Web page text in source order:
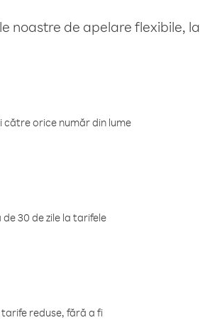
noastre de apelare flexibile, la
orice număr din lume
30 de zile la tarifele
reduse, fără a fi